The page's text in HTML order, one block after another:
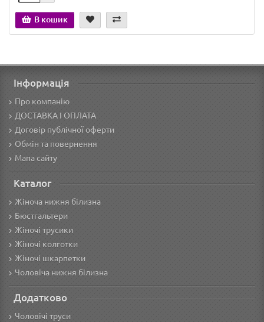
В кошик
Інформація
Про компанію
ДОСТАВКА І ОПЛАТА
Договір публічної оферти
Обмін та повернення
Мапа сайту
Каталог
Жіноча нижня білизна
Бюстгальтери
Жіночі трусики
Жіночі колготки
Жіночі шкарпетки
Чоловіча нижня білизна
Додатково
Чоловічі труси